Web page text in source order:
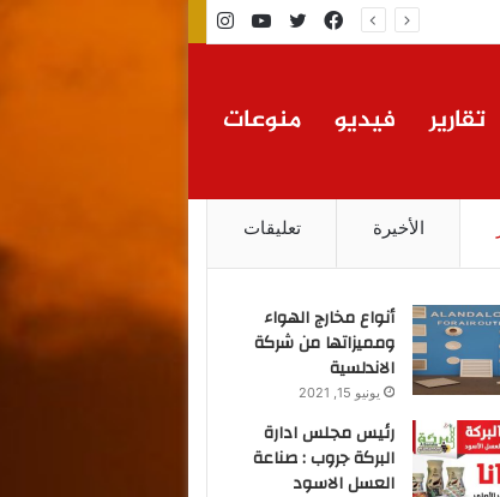
يوتيوب تويتر
فيسبوك
تقارير فيديو منوعات
الأخيرة تعليقات
أنواع مخارج الهواء
ومميزاتها من شركة
الاندلسية
يونيو 15, 2021
رئيس مجلس ادارة
البركة جروب : صناعة
العسل الاسود